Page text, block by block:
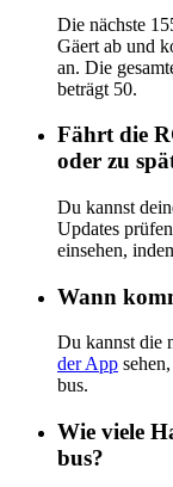
Die nächste
Gäert ab und
an. Die
beträgt 50.
Fährt die
oder zu
Du kannst
Updates
einsehen,
Wann
Du kannst die
der App
bus.
Wie viele
bus?